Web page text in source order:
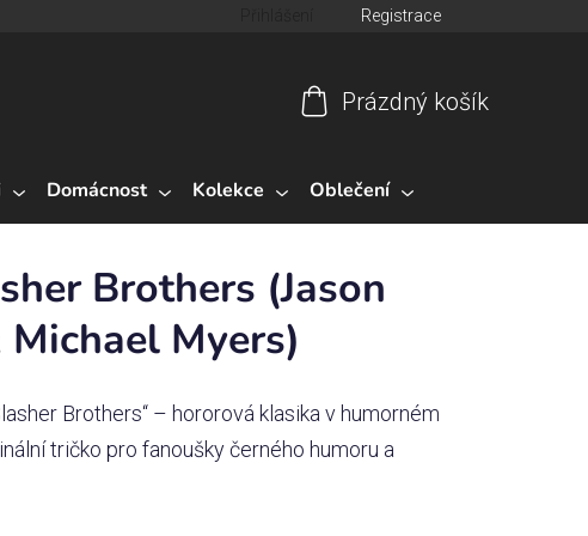
Registrace
košík
Prázdný košík
Domácnost Kolekce Oblečení
Brothers (Jason
Myers)
Brothers“ – hororová klasika v humorném
tričko pro fanoušky černého humoru a